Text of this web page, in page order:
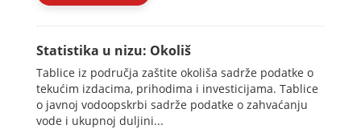
Statistika u nizu: Okoliš
Tablice iz područja zaštite okoliša sadrže podatke o
tekućim izdacima, prihodima i investicijama. Tablice
o javnoj vodoopskrbi sadrže podatke o zahvaćanju
vode i ukupnoj duljini...